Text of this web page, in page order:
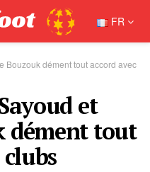
FR
Bouzouk dément tout accord avec
et
dément tout
clubs